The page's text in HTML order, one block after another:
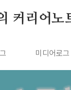
커리어노
미디어로그